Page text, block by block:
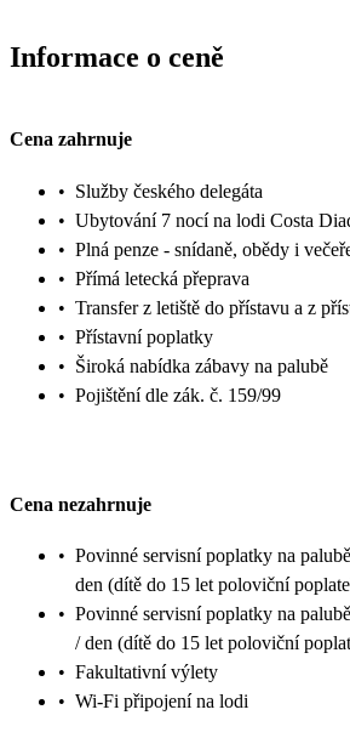
Informace o ceně
Cena zahrnuje
• Služby českého delegáta
• Ubytování 7 nocí na lodi Costa
• Plná penze - snídaně, obědy i
• Přímá letecká přeprava
• Transfer z letiště do přístavu a z
• Přístavní poplatky
• Široká nabídka zábavy na palubě
• Pojištění dle zák. č. 159/99
Cena nezahrnuje
• Povinné servisní poplatky na
den (dítě do 15 let poloviční
• Povinné servisní poplatky na
/ den (dítě do 15 let poloviční
• Fakultativní výlety
• Wi-Fi připojení na lodi